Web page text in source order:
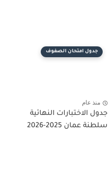
جدول امتحان الصفوف
منذ عام
جدول الاختبارات النهائية
سلطنة عمان 2025-2026